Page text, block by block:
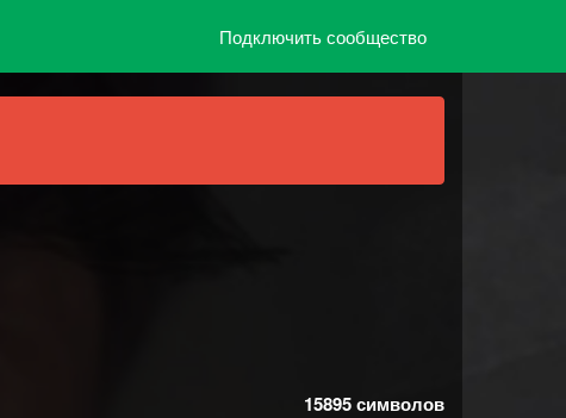
Подключить сообщество
15895символов